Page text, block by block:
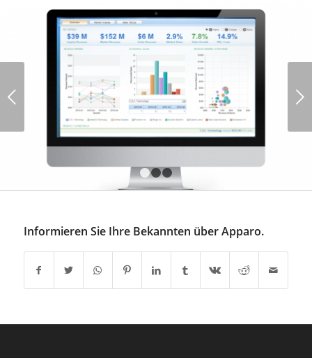
Weiter
Informieren Sie Ihre Bekannten über Apparo.